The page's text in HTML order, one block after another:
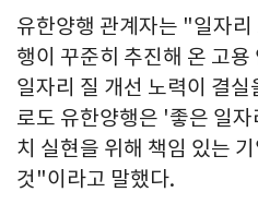
유한양행 관계자는 "일자
행이 꾸준히 추진해 온 고
일자리 질 개선 노력이 결
로도 유한양행은 '좋은 일
치 실현을 위해 책임 있는
것"이라고 말했다.